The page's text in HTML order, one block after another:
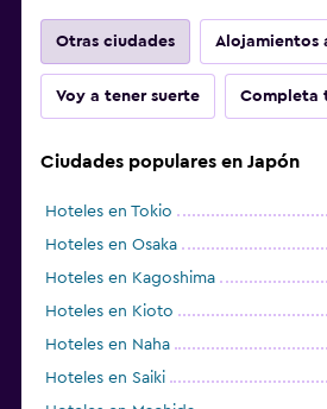
Otras ciudades Alojamientos
Voy a tener suerte Completa
Ciudades populares en Japón
Hoteles en Tokio
Hoteles en Osaka
Hoteles en Kagoshima
Hoteles en Kioto
Hoteles en Naha
Hoteles en Saiki